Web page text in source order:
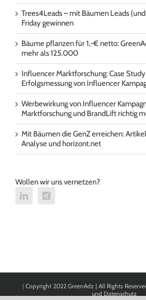
Trees4Leads – mit Bäumen Leads
Friday gewinnen
Bäume pflanzen für 1,-€ netto:
mehr als 125.000
Influencer Marktforschung: Case
Erfolgsmessung von Influencer
Werbewirkung von Influencer
Marktforschung und BrandLift richtig
Mit Bäumen die GenZ erreichen:
Analyse und horizont.net
Wollen wir uns vernetzen?
| Copyright 2022 GreenAdz | All Rights
und Datenschutz